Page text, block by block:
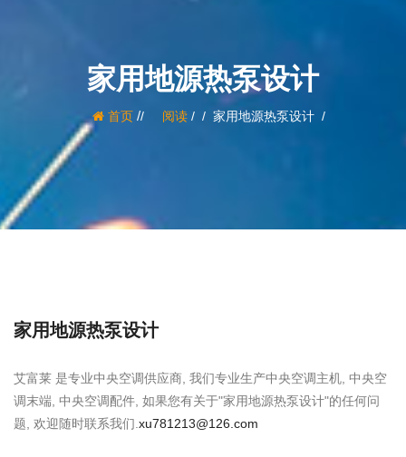
家用地源热泵设计
首页/ 阅读/ 家用地源热泵设计
家用地源热泵设计
艾富莱 是专业中央空调供应商, 我们专业生产中央空调主机, 中央空
调末端, 中央空调配件, 如果您有关于"家用地源热泵设计"的任何问
题, 欢迎随时联系我们. xu781213@126.com